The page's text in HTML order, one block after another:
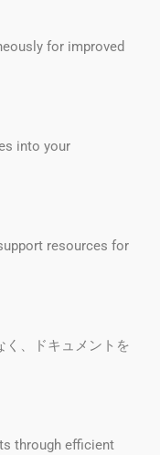
for improved
into your
resources for
く、ドキュメントを
through efficient